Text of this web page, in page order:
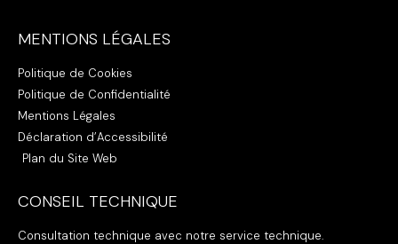
MENTIONS LÉGALES
Politique de Cookies
Politique de Confidentialité
Mentions Légales
Déclaration d’Accessibilité
Plan du Site Web
CONSEIL TECHNIQUE
Consultation technique avec notre service technique.